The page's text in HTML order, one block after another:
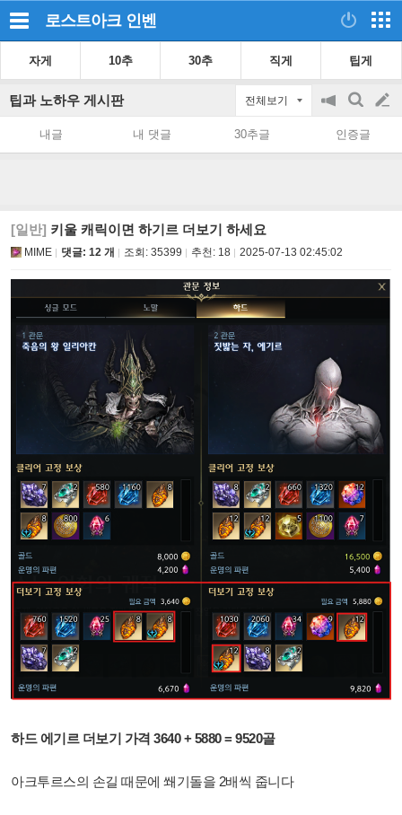
로스트아크 인벤
자게 10추 30추 직게 팁게
팁과 노하우 게시판 전체보기
공
on/off
검
색
글
쓰
내글 내 댓글 30추글 인증글
[일반] 키울 캐릭이면 하기르 더보기 하세요
MIME 댓글: 12 개 조회: 35399 추천: 18 2025-07-13 02:45:02
하드 에기르 더보기 가격 3640 + 5880 = 9520골
아크투르스의 손길 때문에 쐐기돌을 2배씩 줍니다